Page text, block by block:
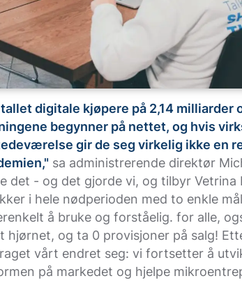
digitale kjøpere på 2,14 milliarder
begynner på nettet, og hvis
gir de seg virkelig ikke en
sa administrerende direktør
det - og det gjorde vi, og tilbyr Vetrina
i hele nødperioden med to enkle
å bruke og forståelig. for alle,
hjørnet, og ta 0 provisjoner på salg!
vårt endret seg: vi fortsetter å
på markedet og hjelpe